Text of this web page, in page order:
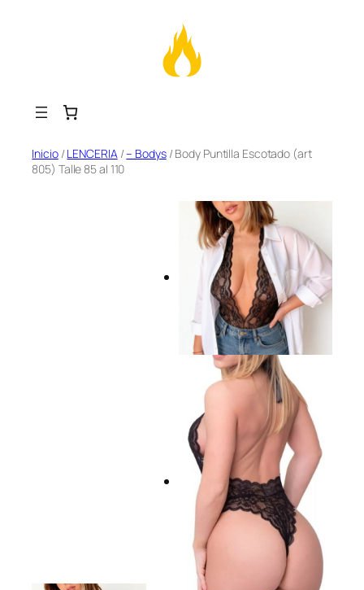
SaltarInicio/LENCERIA/– Bodys/ Body Puntilla Escotado (art
805) Talle 85 al 110